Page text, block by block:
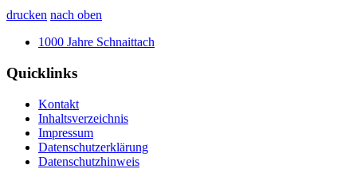
drucken nach oben
1000 Jahre Schnaittach
Quicklinks
Kontakt
Inhaltsverzeichnis
Impressum
Datenschutzerklärung
Datenschutzhinweis